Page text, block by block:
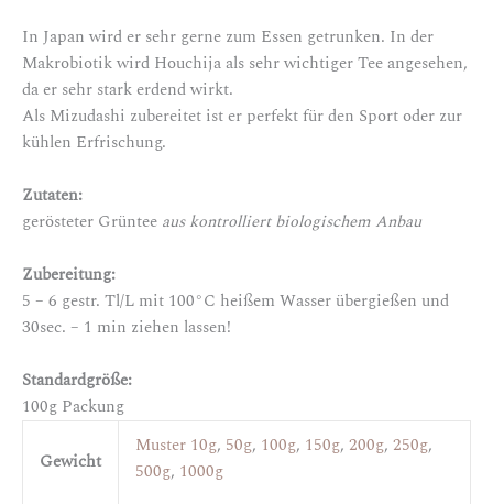
In Japan wird er sehr gerne zum Essen getrunken. In der
Makrobiotik wird Houchija als sehr wichtiger Tee angesehen,
da er sehr stark erdend wirkt.
Als Mizudashi zubereitet ist er perfekt für den Sport oder zur
kühlen Erfrischung.
Zutaten:
gerösteter Grüntee aus kontrolliert biologischem Anbau
Zubereitung:
5 – 6 gestr. Tl/L mit 100°C heißem Wasser übergießen und
30sec. – 1 min ziehen lassen!
Standardgröße:
100g Packung
Gewicht
Muster 10g, 50g, 100g, 150g, 200g, 250g,
500g, 1000g